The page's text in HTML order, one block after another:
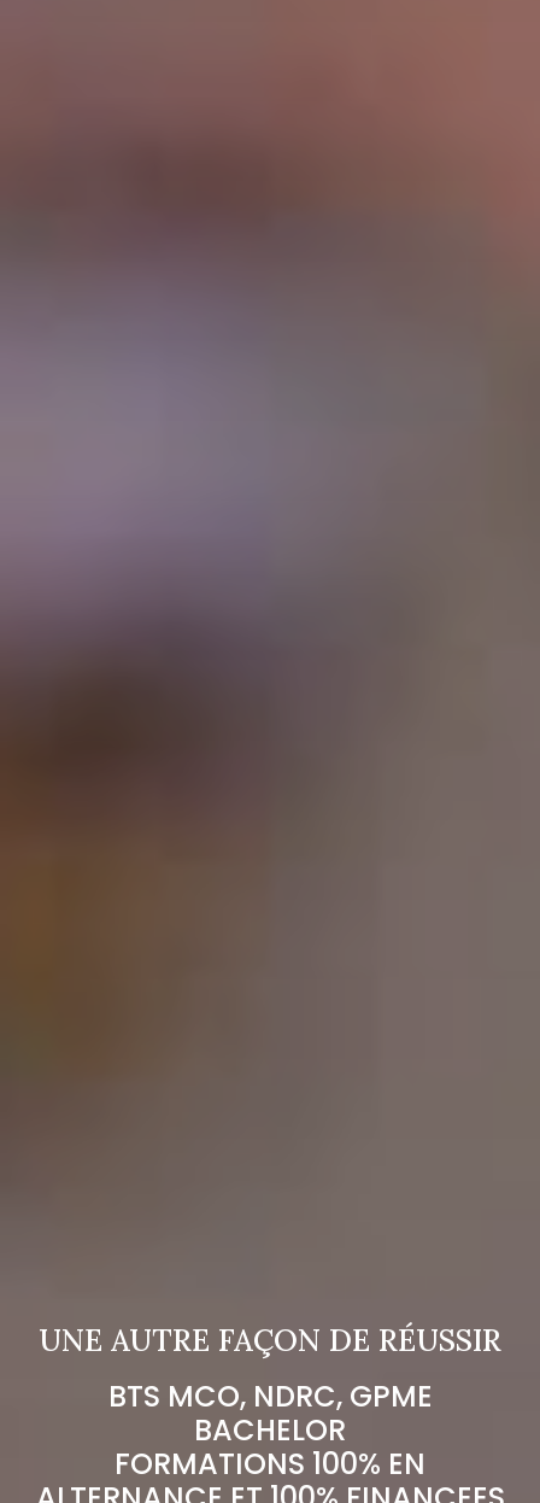
UNE AUTRE FAÇON DE RÉUSSIR
BTS MCO, NDRC, GPME
BACHELOR
FORMATIONS 100% EN